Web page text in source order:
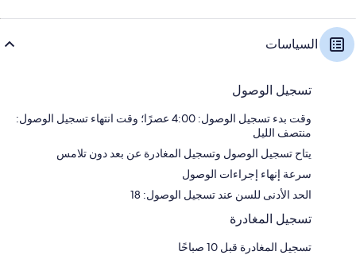
السياسات
تسجيل الوصول
وقت بدء تسجيل الوصول: 4:00 عصرًا؛ وقت انتهاء تسجيل الوصول:
منتصف الليل
يتاح تسجيل الوصول وتسجيل المغادرة عن بعد دون تلامس
سرعة إنهاء إجراءات الوصول
الحد الأدنى للسن عند تسجيل الوصول: 18
تسجيل المغادرة
تسجيل المغادرة قبل 10 صباحًا